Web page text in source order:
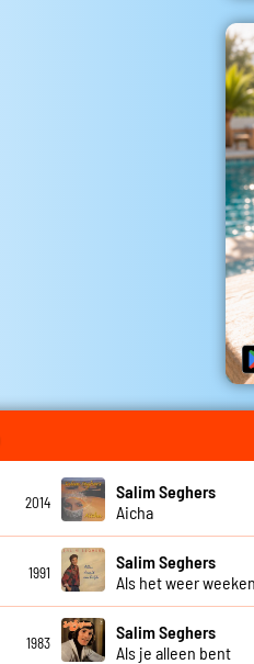
2014
Salim Seghers
Aicha
1991
Salim Seghers
Als het weer
1983
Salim Seghers
Als je alleen bent